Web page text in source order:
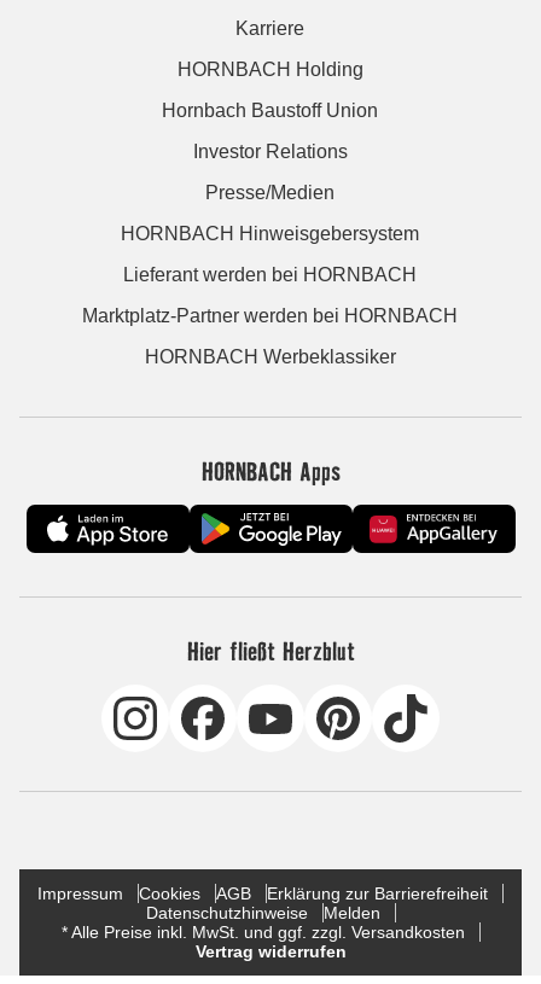
Karriere
HORNBACH Holding
Hornbach Baustoff Union
Investor Relations
Presse/Medien
HORNBACH Hinweisgebersystem
Lieferant werden bei HORNBACH
Marktplatz-Partner werden bei HORNBACH
HORNBACH Werbeklassiker
HORNBACH Apps
Hier fließt Herzblut
Impressum Cookies AGB
Erklärung zur Barrierefreiheit
Datenschutzhinweise
Melden
* Alle Preise inkl. MwSt. und ggf. zzgl. Versandkosten
Vertrag widerrufen